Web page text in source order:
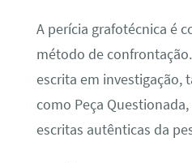
A perícia grafotécnica é
método de
escrita em investigação,
como Peça
escritas autênticas da